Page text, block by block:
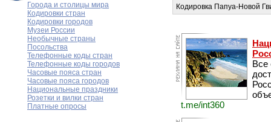
Города и столицы мира
Кодировки стран
Кодировки городов
Музеи России
Необычные страны
Посольства
Телефонные коды стран
Телефонные коды городов
Часовые пояса стран
Часовые пояса городов
Национальные праздники
Розетки и вилки стран
Платные опросы
Кодировка Папуа-Новой
Все
t.me/int360